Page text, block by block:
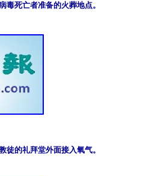
毒死亡者准备的火葬地点。
徒的礼拜堂外面接入氧气。